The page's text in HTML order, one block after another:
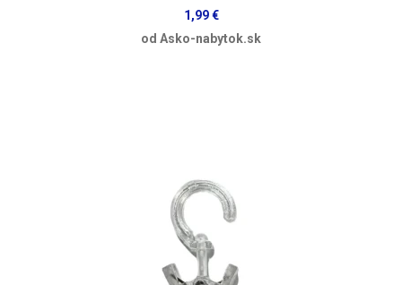
1,99 €
od Asko-nabytok.sk